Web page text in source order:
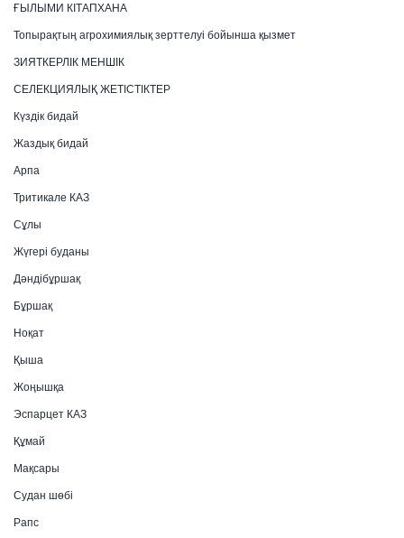
ҒЫЛЫМИ КІТАПХАНА
Топырақтың агрохимиялық зерттелуі бойынша қызмет
ЗИЯТКЕРЛІК МЕНШІК
СЕЛЕКЦИЯЛЫҚ ЖЕТІСТІКТЕР
Күздік бидай
Жаздық бидай
Арпа
Тритикале КАЗ
Сұлы
Жүгері буданы
Дәндібұршақ
Бұршақ
Ноқат
Қыша
Жоңышқа
Эспарцет КАЗ
Құмай
Мақсары
Судан шөбі
Рапс